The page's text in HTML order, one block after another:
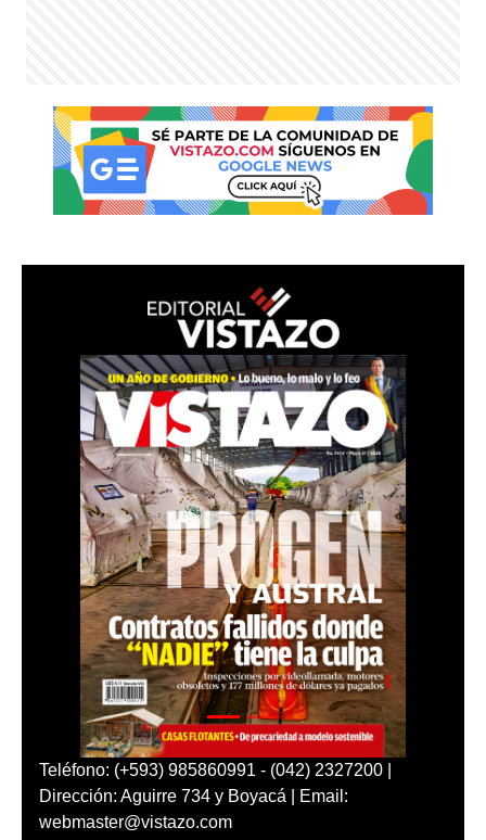
Teléfono: (+593) 985860991 - (042) 2327200 |
Dirección: Aguirre 734 y Boyacá | Email:
webmaster@vistazo.com